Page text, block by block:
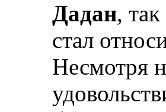
Дадан,
стал
Несмотря